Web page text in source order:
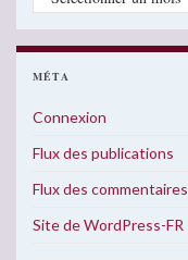
MÉTA
Connexion
Flux des publications
Flux des commentaires
Site de WordPress-FR